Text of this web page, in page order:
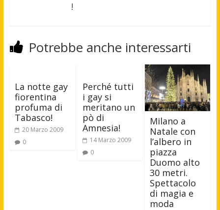
!
Potrebbe anche interessarti
La notte gay
fiorentina
profuma di
Tabasco!
20 Marzo 2009
0
Perché tutti
i gay si
meritano un
pò di
Amnesia!
14 Marzo 2009
0
Milano a
Natale con
l’albero in
piazza
Duomo alto
30 metri.
Spettacolo
di magia e
moda